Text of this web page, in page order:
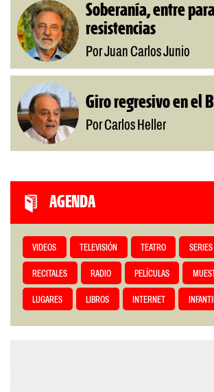
Soberanía, entre
resistencias
Por Juan Carlos Junio
Giro regresivo en el
Por Carlos Heller
AGENDA
VIDEOS TELEVISIÓN TEATRO SERIES
RECITALES RADIO PELÍCULAS
LUGARES LIBROS INTERNET